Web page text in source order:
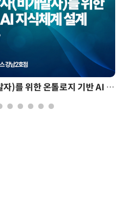
모든 업무 담당자(비개발자)를 위한 온톨로지 기반 AI 지식체계 설계 1-day 워크숍